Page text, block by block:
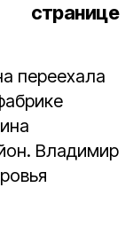
переехала
Владимир